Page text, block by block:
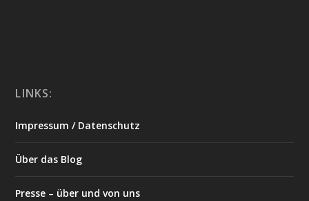
LINKS:
Impressum / Datenschutz
Über das Blog
Presse – über und von uns